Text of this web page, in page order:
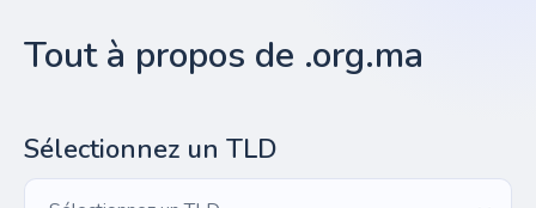
Tout à propos de .org.ma
Sélectionnez un TLD